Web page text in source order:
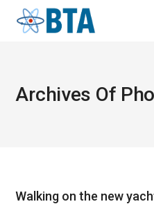
Archives Of
Walking on the new